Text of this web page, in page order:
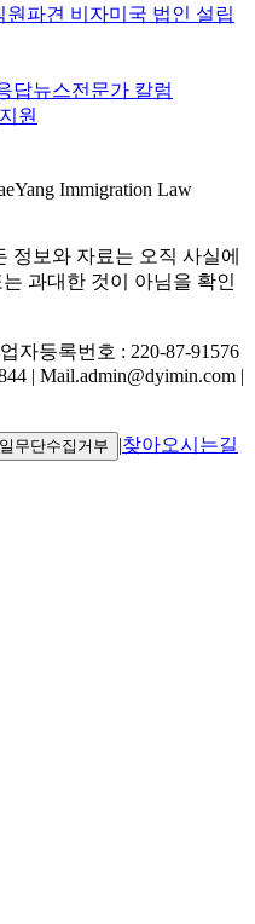
원파견 비자미국 법인 설립
답뉴스전문가 칼럼
원
Immigration Law
정보와 자료는 오직 사실에
과대한 것이 아님을 확인
자등록번호 : 220-87-91576
| Mail.admin@dyimin.com |
무단수집거부 |찾아오시는길